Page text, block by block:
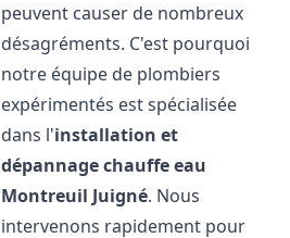
peuvent causer de nombreux
désagréments. C'est pourquoi
notre équipe de plombiers
expérimentés est spécialisée
dans l'installation et
dépannage chauffe eau
Montreuil Juigné. Nous
intervenons rapidement pour